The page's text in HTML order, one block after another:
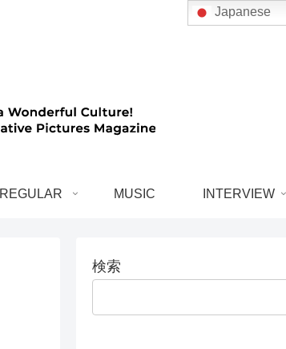
REGULAR MUSIC INTERVIEW
検索
Japanese